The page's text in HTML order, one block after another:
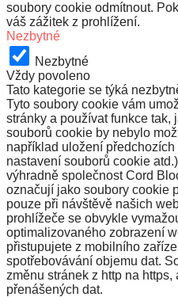
soubory cookie odmítnout.
váš zážitek z prohlížení.
Nezbytné
Nezbytné
Vždy povoleno
Tato kategorie se týká
Tyto soubory cookie vám
stránky a používat funkce tak,
souborů cookie by nebylo
například uložení
nastavení souborů cookie
výhradně společnost Cord
označují jako soubory cookie
pouze při návštěvě našich
prohlížeče se obvykle
optimalizovaného zobrazení
přistupujete z mobilního
spotřebovávání objemu dat.
změnu stránek z http na
přenášených dat.